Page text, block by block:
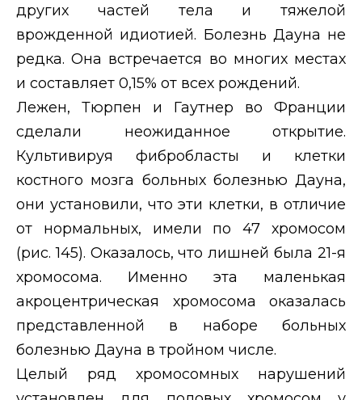
других частей тела и тяжелой
врожденной идиотией. Болезнь Дауна не
редка. Она встречается во многих местах
и составляет 0,15% от всех рождений.
Лежен, Тюрпен и Гаутнер во Франции
сделали неожиданное открытие.
Культивируя фибробласты и клетки
костного мозга больных болезнью Дауна,
они установили, что эти клетки, в отличие
от нормальных, имели по 47 хромосом
(рис. 145). Оказалось, что лишней была 21-я
хромосома. Именно эта маленькая
акроцентрическая хромосома оказалась
представленной в наборе больных
болезнью Дауна в тройном числе.
Целый ряд хромосомных нарушений